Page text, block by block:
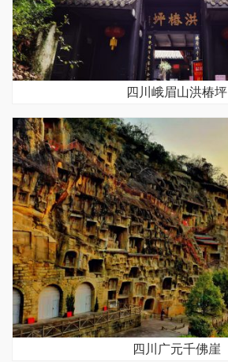
四川峨眉山洪椿坪
四川广元千佛崖